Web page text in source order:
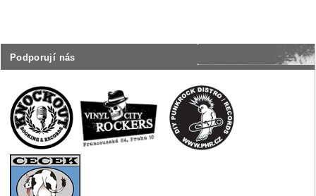
Podporují nás